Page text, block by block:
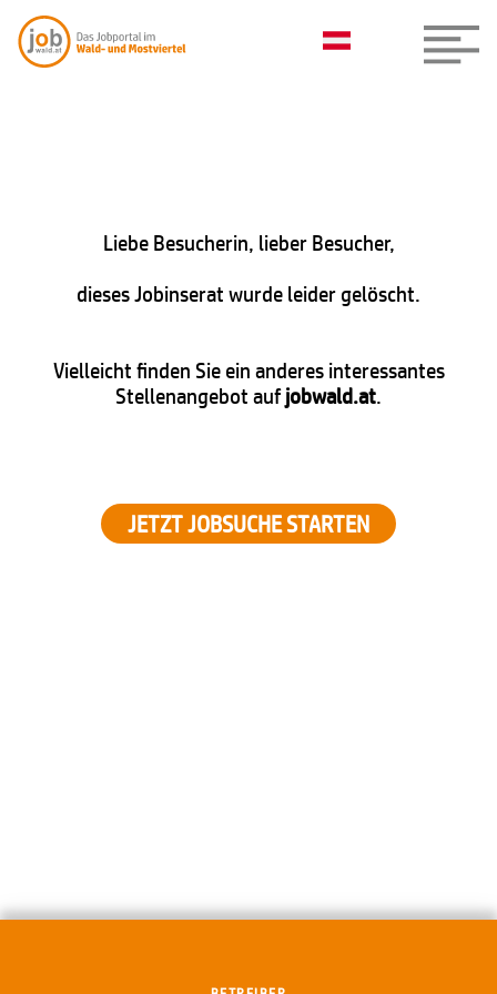
Liebe Besucherin, lieber Besucher,
dieses Jobinserat wurde leider gelöscht.
Vielleicht finden Sie ein anderes interessantes
Stellenangebot aufjobwald.at.
JETZT JOBSUCHE STARTEN